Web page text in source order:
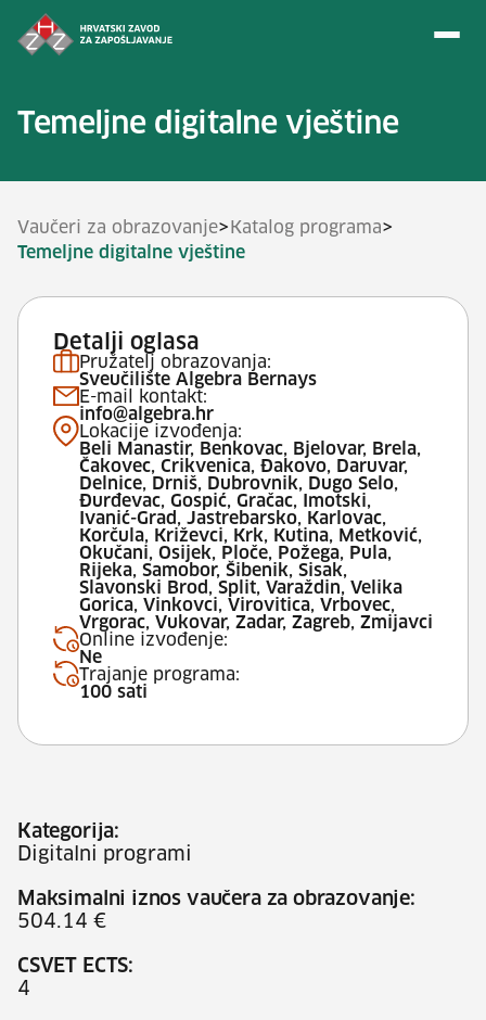
Temeljne digitalne vještine
Vaučeri za obrazovanje> Katalog programa>
Temeljne digitalne vještine
Detalji oglasa
Pružatelj obrazovanja:
Sveučilište Algebra Bernays
E-mail kontakt:
info@algebra.hr
Lokacije izvođenja:
Beli Manastir, Benkovac, Bjelovar, Brela,
Čakovec, Crikvenica, Đakovo, Daruvar,
Delnice, Drniš, Dubrovnik, Dugo Selo,
Đurđevac, Gospić, Gračac, Imotski,
Ivanić-Grad, Jastrebarsko, Karlovac,
Korčula, Križevci, Krk, Kutina, Metković,
Okučani, Osijek, Ploče, Požega, Pula,
Rijeka, Samobor, Šibenik, Sisak,
Slavonski Brod, Split, Varaždin, Velika
Gorica, Vinkovci, Virovitica, Vrbovec,
Vrgorac, Vukovar, Zadar, Zagreb, Zmijavci
Online izvođenje:
Ne
Trajanje programa:
100 sati
Kategorija:
Digitalni programi
Maksimalni iznos vaučera za obrazovanje:
504.14 €
CSVET ECTS:
4